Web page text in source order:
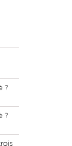
?
?